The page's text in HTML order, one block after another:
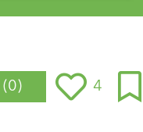
(0) 4